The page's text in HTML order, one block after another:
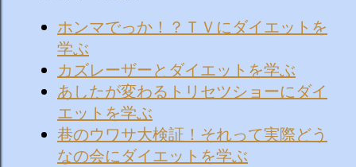
ホンマでっか！？ＴＶにダイエットを
学ぶ
カズレーザーとダイエットを学ぶ
あしたが変わるトリセツショーにダイ
エットを学ぶ
巷のウワサ大検証！それって実際どう
なの会にダイエットを学ぶ